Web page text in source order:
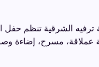
مسرح، إضاءة